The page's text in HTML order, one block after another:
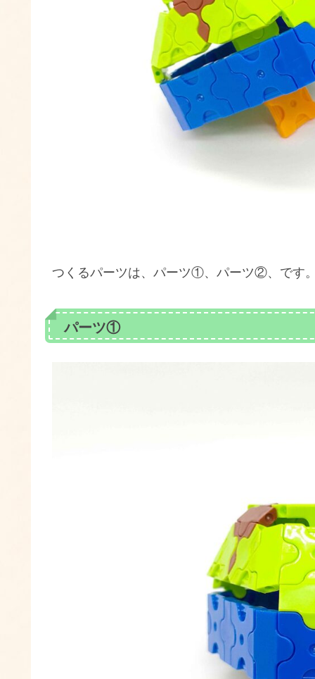
つくるパーツは、パーツ①、パーツ②、です
パーツ①